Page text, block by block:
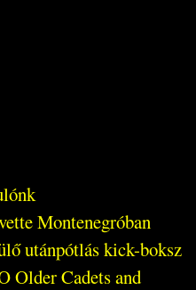
Montenegróban
utánpótlás kick-boksz
Older Cadets and